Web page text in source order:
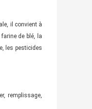
il convient à
de blé, la
les pesticides
remplissage,